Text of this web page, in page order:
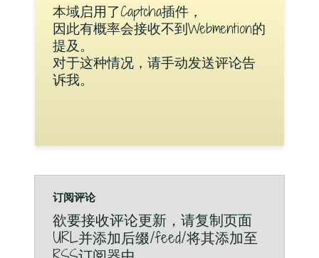
本域启用了Captcha插件，
因此有概率会接收不到Webmention的
提及。
对于这种情况，请手动发送评论告
诉我。
订阅评论
欲要接收评论更新，请复制页面
URL并添加后缀/feed/将其添加至